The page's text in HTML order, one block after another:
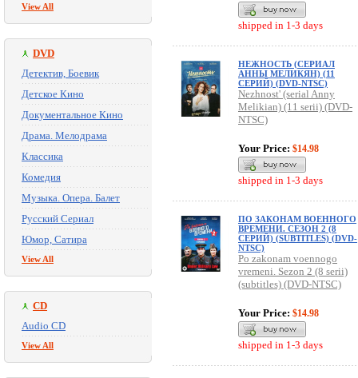
View All
DVD
Детектив, Боевик
Детское Кино
Документальное Кино
Драма. Мелодрама
Классика
Комедия
Музыка. Опера. Балет
Русский Сериал
Юмор, Сатира
View All
CD
Audio CD
View All
shipped in 1-3 days
НЕЖНОСТЬ (СЕРИАЛ
АННЫ МЕЛИКЯН) (11
СЕРИЙ) (DVD-NTSC)
Nezhnost' (serial Anny
Melikian) (11 serii) (DVD-
NTSC)
Your Price: $14.98
shipped in 1-3 days
ПО ЗАКОНАМ ВОЕННОГО
ВРЕМЕНИ. СЕЗОН 2 (8
СЕРИЙ) (SUBTITLES) (DVD-
NTSC)
Po zakonam voennogo
vremeni. Sezon 2 (8 serii)
(subtitles) (DVD-NTSC)
Your Price: $14.98
shipped in 1-3 days